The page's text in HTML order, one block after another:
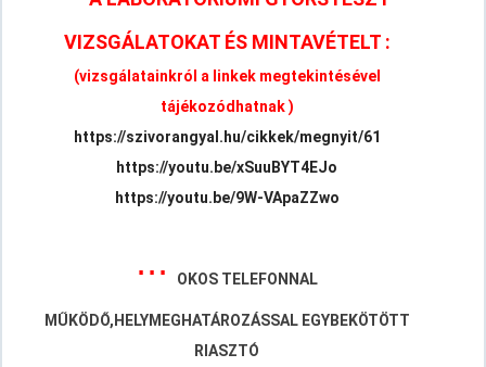
VIZSGÁLATOKAT ÉS MINTAVÉTELT :
(vizsgálatainkról a linkek megtekintésével
tájékozódhatnak )
https://szivorangyal.hu/cikkek/megnyit/61
https://youtu.be/xSuuBYT4EJo
https://youtu.be/9W-VApaZZwo
⋅⋅⋅ OKOS TELEFONNAL
MŰKÖDŐ,HELYMEGHATÁROZÁSSAL EGYBEKÖTÖTT
RIASZTÓ